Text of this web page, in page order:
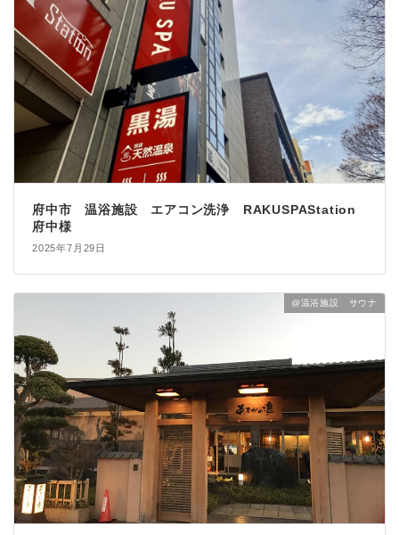
府中市 温浴施設 エアコン洗浄 RAKUSPAStation
府中様
2025年7月29日
@温浴施設 サウナ